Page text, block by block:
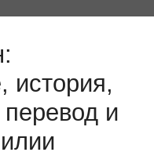
история,
перевод и